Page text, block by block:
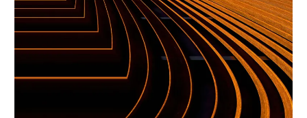
Vulputate
Odiout
Volutpat